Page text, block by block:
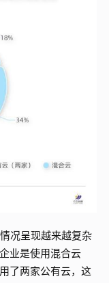
况呈现越来越复杂
业是使用混合云
了两家公有云，这